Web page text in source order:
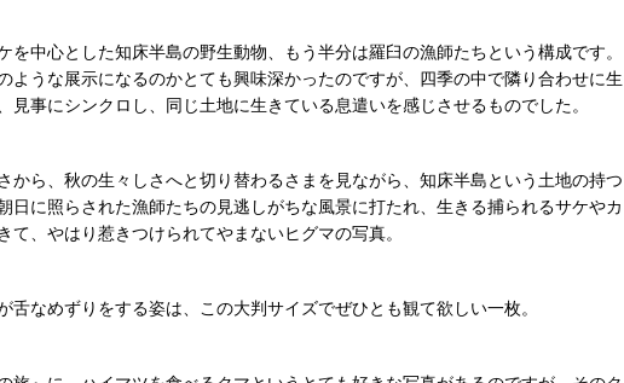
を中心とした知床半島の野生動物、もう半分は羅臼の漁師たちという構成です。
ような展示になるのかとても興味深かったのですが、四季の中で隣り合わせに生
見事にシンクロし、同じ土地に生きている息遣いを感じさせるものでした。
から、秋の生々しさへと切り替わるさまを見ながら、知床半島という土地の持つ
日に照らされた漁師たちの見逃しがちな風景に打たれ、生きる捕られるサケやカ
て、やはり惹きつけられてやまないヒグマの写真。
舌なめずりをする姿は、この大判サイズでぜひとも観て欲しい一枚。